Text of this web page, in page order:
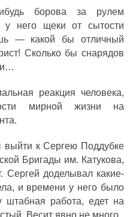
борова за рулем
у него щеки от сытости
— какой бы отличный
Сколько бы снарядов
реакция человека,
мирной жизни на
выйти к Сергею Поддубке
Бригады им. Катукова,
Сергей доделывал какие-
и времени у него было
штабная работа, едет на
Весит явно не много.